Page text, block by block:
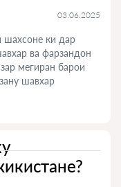
03.06.2025
шахсоне ки дар
ва фарзандон
мегиран барои
шавхар